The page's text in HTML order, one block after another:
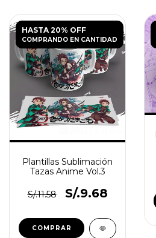
HASTA 20% OFF
COMPRANDO EN CANTIDAD
Plantillas Sublimación
Tazas Anime Vol.3
S/.11.58 S/.9.68